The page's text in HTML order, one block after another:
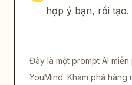
khuếch tán, vẻ ngoài
chuyên nghiệp.
hình, chính xác 4
4 cô gái và chính xác
hợp ý bạn, rồi tạo.
Đây là một prompt AI
YouMind. Khám phá hàng